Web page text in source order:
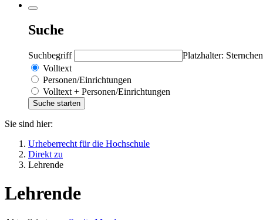
Suche
Suchbegriff
Platzhalter:
Volltext
Personen/Einrichtungen
Volltext + Personen/Einrichtungen
Sie sind hier:
Urheberrecht für die Hochschule
Direkt zu
Lehrende
Lehrende